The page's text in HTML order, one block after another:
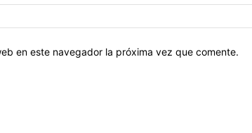
en este navegador la próxima vez que comente.